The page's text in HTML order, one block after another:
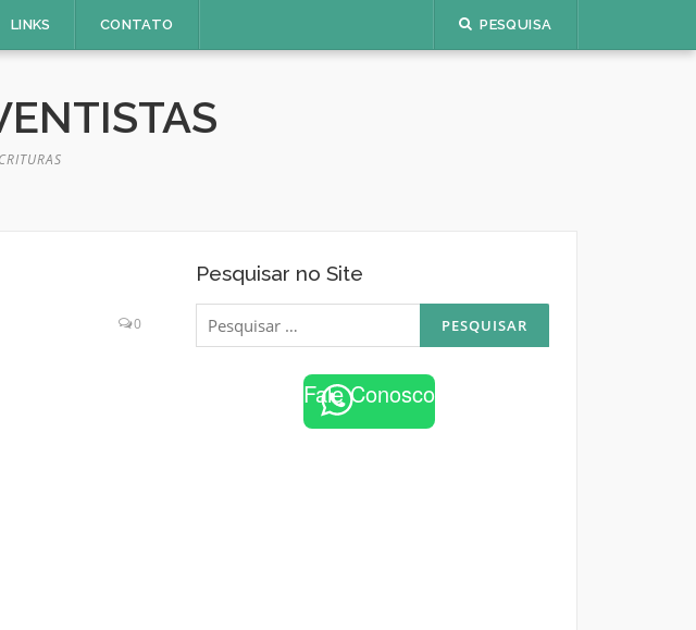
LINKS CONTATO PESQUISA
0
Pesquisar no Site
Pesquisar
por:
Fale Conosco